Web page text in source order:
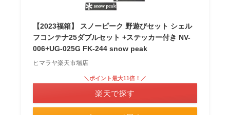
【2023福箱】 スノーピーク 野遊びセット シェル
フコンテナ25ダブルセット +ステッカー付き NV-
006+UG-025G FK-244 snow peak
ヒマラヤ楽天市場店
＼ポイント最大11倍！／
楽天で探す